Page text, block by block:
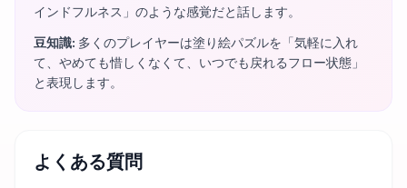
インドフルネス」のような感覚だと話します。
豆知識: 多くのプレイヤーは塗り絵パズルを「気軽に入れ
て、やめても惜しくなくて、いつでも戻れるフロー状態」
と表現します。
よくある質問